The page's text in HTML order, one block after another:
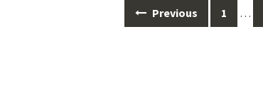
navigation
Previous 1 …